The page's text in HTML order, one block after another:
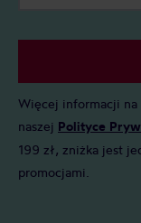
Więcej informacji na
naszej Polityce
199 zł, zniżka jest
promocjami.